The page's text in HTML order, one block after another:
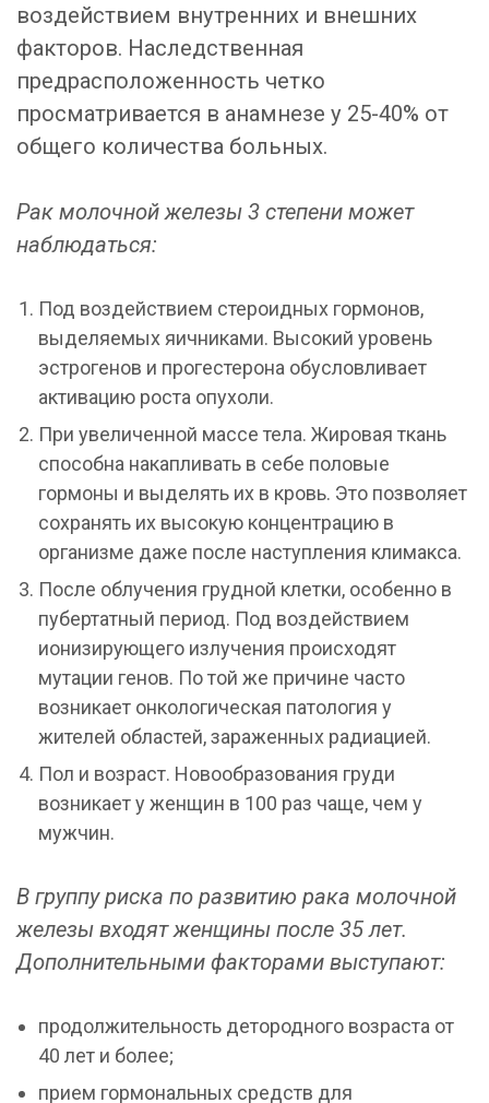
воздействием внутренних и внешних
факторов. Наследственная
предрасположенность четко
просматривается в анамнезе у 25-40% от
общего количества больных.
Рак молочной железы 3 степени может
наблюдаться:
Под воздействием стероидных гормонов,
выделяемых яичниками. Высокий уровень
эстрогенов и прогестерона обусловливает
активацию роста опухоли.
При увеличенной массе тела. Жировая ткань
способна накапливать в себе половые
гормоны и выделять их в кровь. Это позволяет
сохранять их высокую концентрацию в
организме даже после наступления климакса.
После облучения грудной клетки, особенно в
пубертатный период. Под воздействием
ионизирующего излучения происходят
мутации генов. По той же причине часто
возникает онкологическая патология у
жителей областей, зараженных радиацией.
Пол и возраст. Новообразования груди
возникает у женщин в 100 раз чаще, чем у
мужчин.
В группу риска по развитию рака молочной
железы входят женщины после 35 лет.
Дополнительными факторами выступают:
продолжительность детородного возраста от
40 лет и более;
прием гормональных средств для